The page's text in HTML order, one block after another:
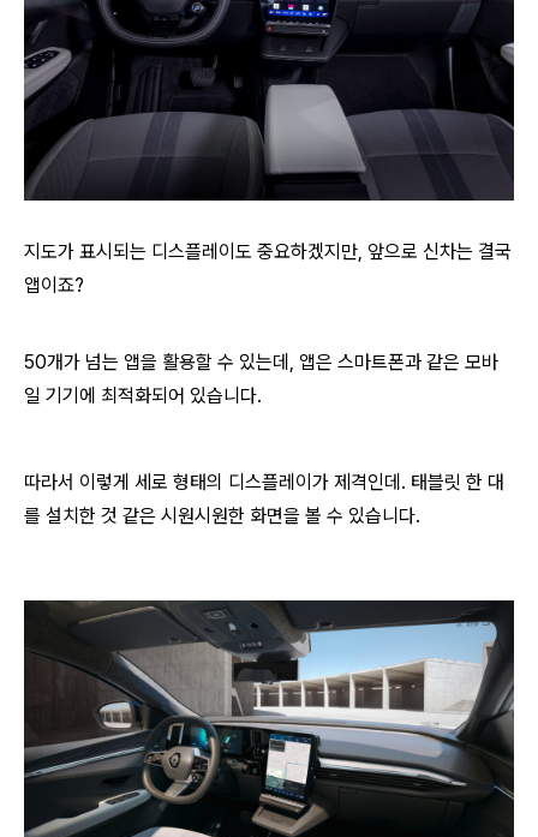
지도가 표시되는 디스플레이도 중요하겠지만, 앞으로 신차는 결국
앱이죠?
50개가 넘는 앱을 활용할 수 있는데, 앱은 스마트폰과 같은 모바
일 기기에 최적화되어 있습니다.
따라서 이렇게 세로 형태의 디스플레이가 제격인데. 태블릿 한 대
를 설치한 것 같은 시원시원한 화면을 볼 수 있습니다.